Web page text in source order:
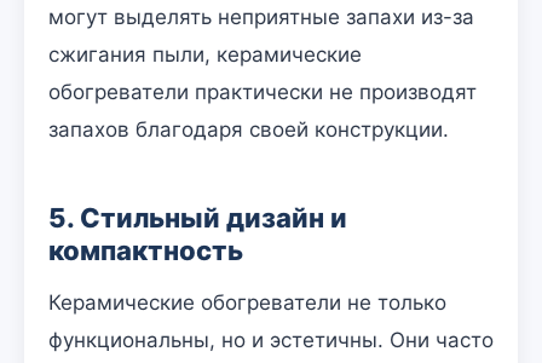
могут выделять неприятные запахи из-за
сжигания пыли, керамические
обогреватели практически не производят
запахов благодаря своей конструкции.
5. Стильный дизайн и
компактность
Керамические обогреватели не только
функциональны, но и эстетичны. Они часто